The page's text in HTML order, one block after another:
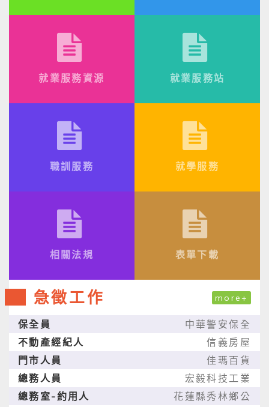
就業服務資源 就業服務站
職訓服務 就學服務
相關法規 表單下載
急徵工作 more+
保全員
中華警安保全
不動產經紀人
信義房屋
門市人員
佳瑪百貨
總務人員
宏毅科技工業
總務室-約用人
花蓮縣秀林鄉公